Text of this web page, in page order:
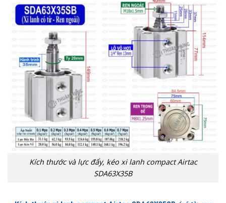
Kích thước và lực đẩy, kéo xi lanh compact Airtac
SDA63X35B